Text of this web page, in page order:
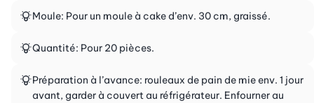
Moule: Pour un moule à cake d’env. 30 cm, graissé.
Quantité: Pour 20 pièces.
Préparation à l’avance: rouleaux de pain de mie env. 1 jour
avant, garder à couvert au réfrigérateur. Enfourner au